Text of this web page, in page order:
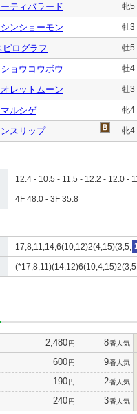
ティバラード 牝5
ンショーモン 牡3
ピログラフ 牡5
ショウコウボウ 牡4
レットムーン 牡3
マルシゲ 牝4
スリップ 牝4
12.4 - 10.5 - 11.5 - 12.2 - 12.0 -
4F 48.0 - 3F 35.8
17,8,11,14,6(10,12)2(4,15)(3,5,
2,480円 8番人気
600円 9番人気
190円 2番人気
240円 3番人気